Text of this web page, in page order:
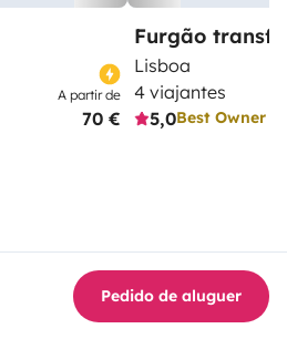
A partir de
70 €
Furgão
Lisboa
4 viajantes
5,0Best Owner
Pedido de aluguer